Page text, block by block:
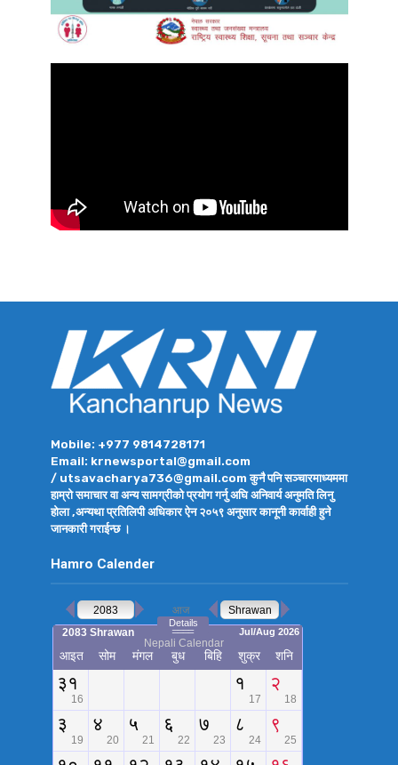
Mobile: +977 9814728171
Email: krnewsportal@gmail.com
/ utsavacharya736@gmail.com कुनै पनि सञ्चारमाध्यममा
हाम्रो समाचार वा अन्य सामग्रीको प्रयोग गर्नु अघि अनिवार्य अनुमति लिनु
होला ,अन्यथा प्रतिलिपी अधिकार ऐन २०५९ अनुसार कानूनी कार्वाही हुने
जानकारी गराईन्छ ।
Hamro Calender